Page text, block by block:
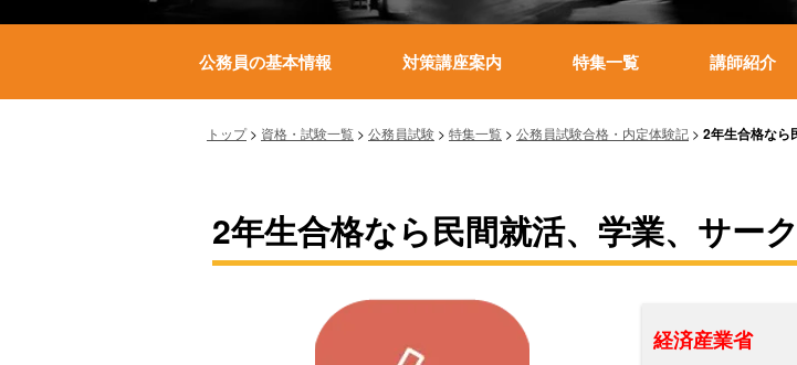
公務員の基本情報 対策講座案内 特集一覧 講師紹介
トップ> 資格・試験一覧 > 公務員試験 > 特集一覧 > 公務員試験合格・内定体験記 > 2年生合格なら
2年生合格なら民間就活、学業、サー
経済産業省